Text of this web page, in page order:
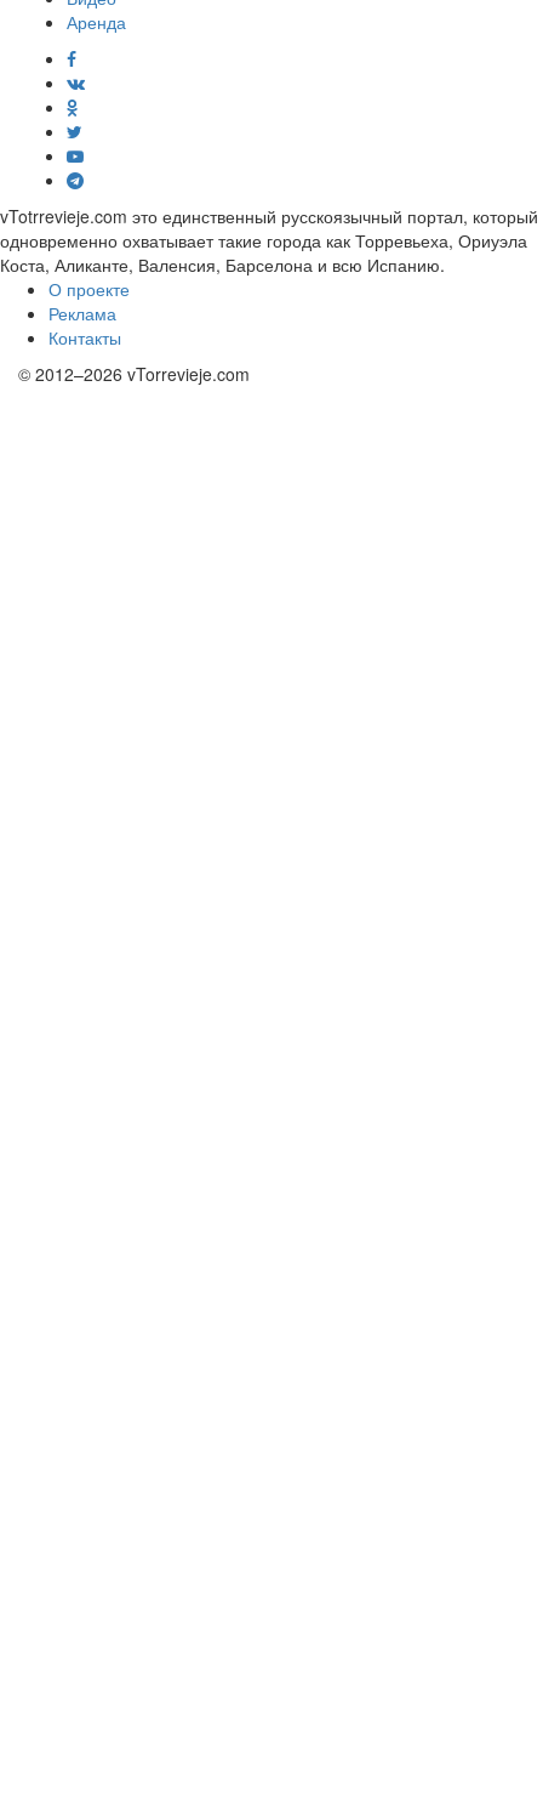
Аренда
vTotrrevieje.com это единственный русскоязычный портал, который
одновременно охватывает такие города как Торревьеха, Ориуэла
Коста, Аликанте, Валенсия, Барселона и всю Испанию.
О проекте
Реклама
Контакты
© 2012–2026 vTorrevieje.com